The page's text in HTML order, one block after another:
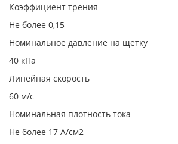
Коэффициент трения
Не более 0,15
Номинальное давление на щетку
40 кПа
Линейная скорость
60 м/с
Номинальная плотность тока
Не более 17 А/см2